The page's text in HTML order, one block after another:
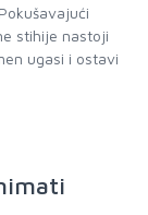
stihije nastoji
ugasi i ostavi